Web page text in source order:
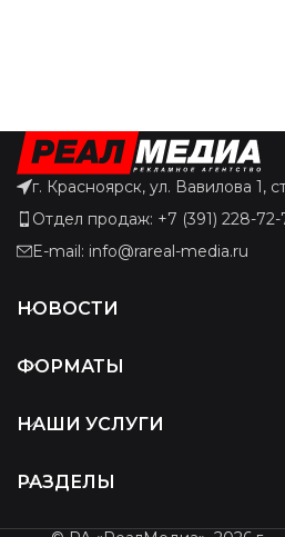
г. Красноярск, ул. Вавилова 1,
Отдел продаж: +7 (391) 228-72-
E-mail: info@rareal-media.ru
НОВОСТИ
ФОРМАТЫ
НАШИ УСЛУГИ
РАЗДЕЛЫ